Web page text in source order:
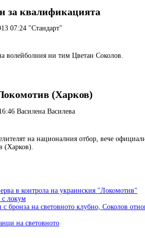
за квалификацията
07:24 "Стандарт"
волейболния ни тим Цветан Соколов.
(Харков)
Василена Василева
на националния отбор, вече
(Харков).
в контрола на украинския "Локомотив"
с локум
с бронза на световното клубно, Соколов
на световното